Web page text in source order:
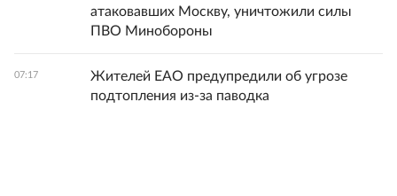
атаковавших Москву, уничтожили силы
ПВО Минобороны
07:17
Жителей ЕАО предупредили об угрозе
подтопления из-за паводка